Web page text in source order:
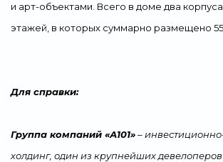
и арт-объектами. Всего в доме два корпуса
этажей, в которых суммарно размещено
Для справки:
Группа компаний «А101»–
холдинг, один из крупнейших